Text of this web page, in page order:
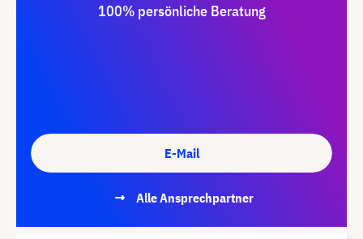
100% persönliche Beratung
E-Mail
Alle Ansprechpartner